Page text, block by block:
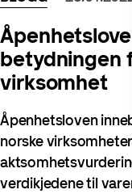
betydningen
virksomhet
Åpenhetsloven
norske
verdikjedene til